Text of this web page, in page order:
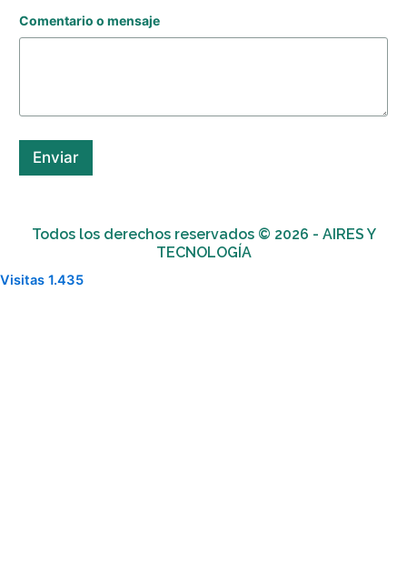
e
o
r
Comentario o mensaje
Enviar
Todos los derechos reservados © 2026 - AIRES Y
TECNOLOGÍA
Visitas 1.435